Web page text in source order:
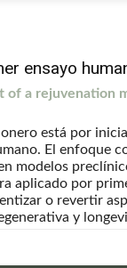
ensayo
of a rejuvenation
está por
El enfoque
modelos
aplicado por
o revertir
y